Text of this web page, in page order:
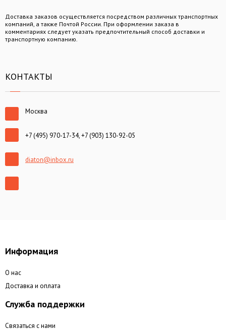
Доставка заказов осуществляется посредством различных транспортных
компаний, а также Почтой России. При оформлении заказа в
комментариях следует указать предпочтительный способ доставки и
транспортную компанию.
КОНТАКТЫ
Москва
+7 (495) 970-17-34, +7 (903) 130-92-05
diaton@inbox.ru
Информация
О нас
Доставка и оплата
Служба поддержки
Связаться с нами